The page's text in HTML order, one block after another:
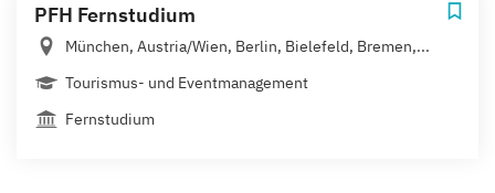
PFH Fernstudium
München, Austria/Wien, Berlin, Bielefeld, Bremen,...
Tourismus- und Eventmanagement
Fernstudium